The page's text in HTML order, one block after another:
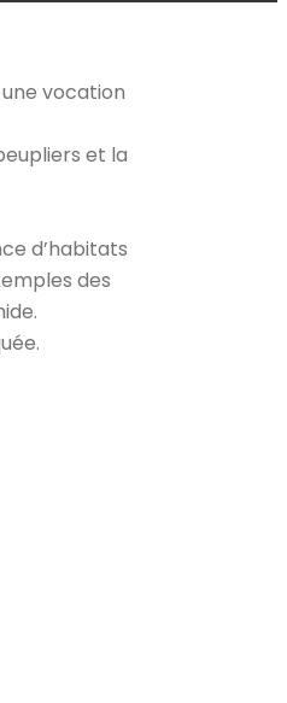
vocation
et la
d’habitats
des